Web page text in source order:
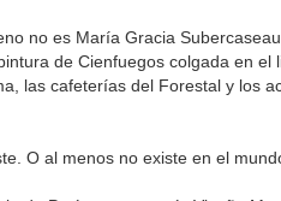
no es María Gracia
de Cienfuegos colgada en el
las cafeterías del Forestal y los
O al menos no existe en el